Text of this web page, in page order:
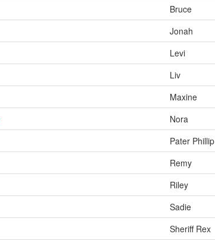
Bruce
Jonah
Levi
Liv
Maxine
Nora
Pater Phillip
Remy
Riley
Sadie
Sheriff Rex